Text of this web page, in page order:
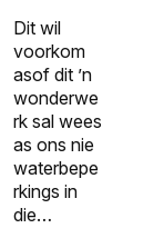
Dit wil
voorkom
asof dit ’n
wonderwe
rk sal wees
as ons nie
waterbepe
rkings in
die…